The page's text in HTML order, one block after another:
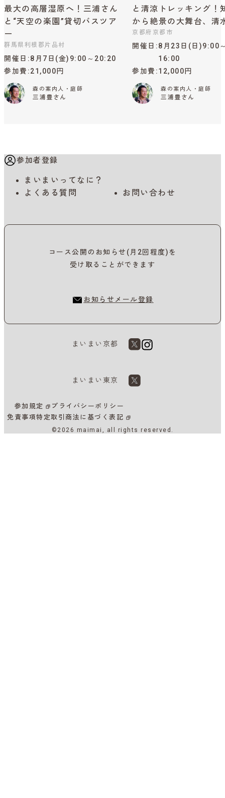
最大の高層湿原へ！三浦さん
と“天空の楽園”貸切バスツア
ー
群馬県利根郡片品村
開催日
8月7日(金)9:00～20:20
参加費 21,000円
森の案内人・庭師
三浦豊さん
と清涼トレッキング！
から絶景の大舞台、清
京都府京都市
開催日
8月23日(日)9:00
16:00
参加費 12,000円
森の案内人・庭師
三浦豊さん
参加者登録
まいまいってなに？
よくある質問
お問い合わせ
コース公開のお知らせ(月2回程度)を
受け取ることができます
お知らせメール登録
まいまい京都
まいまい東京
参加規定
プライバシーポリシー
免責事項特定取引商法に基づく表記
©2026 maimai, all rights reserved.